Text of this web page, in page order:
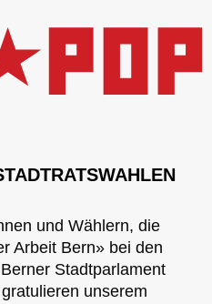
und Wählern, die
Arbeit Bern» bei den
Stadtparlament
unserem